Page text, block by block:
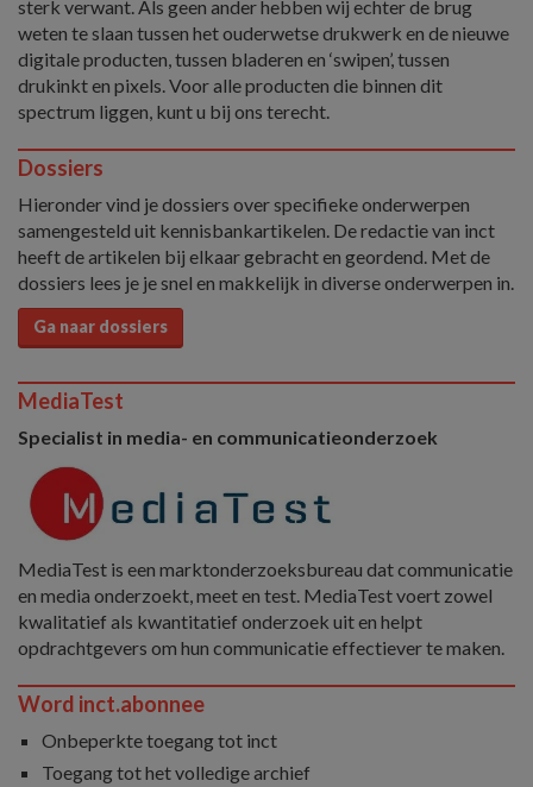
sterk verwant. Als geen ander hebben wij echter de brug
weten te slaan tussen het ouderwetse drukwerk en de nieuwe
digitale producten, tussen bladeren en ‘swipen’, tussen
drukinkt en pixels. Voor alle producten die binnen dit
spectrum liggen, kunt u bij ons terecht.
Dossiers
Hieronder vind je dossiers over specifieke onderwerpen
samengesteld uit kennisbankartikelen. De redactie van inct
heeft de artikelen bij elkaar gebracht en geordend. Met de
dossiers lees je je snel en makkelijk in diverse onderwerpen in.
Ga naar dossiers
MediaTest
Specialist in media- en communicatieonderzoek
MediaTest is een marktonderzoeksbureau dat communicatie
en media onderzoekt, meet en test. MediaTest voert zowel
kwalitatief als kwantitatief onderzoek uit en helpt
opdrachtgevers om hun communicatie effectiever te maken.
Word inct.abonnee
Onbeperkte toegang tot inct
Toegang tot het volledige archief